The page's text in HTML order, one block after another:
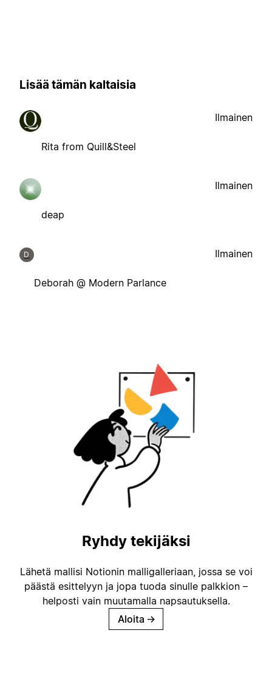
Lisää tämän kaltaisia
Rita from Quill&Steel
Ilmainen
deap
Ilmainen
D
Deborah @ Modern Parlance
Ilmainen
Ryhdy tekijäksi
Lähetä mallisi Notionin malligalleriaan, jossa se voi
päästä esittelyyn ja jopa tuoda sinulle palkkion –
helposti vain muutamalla napsautuksella.
Aloita →